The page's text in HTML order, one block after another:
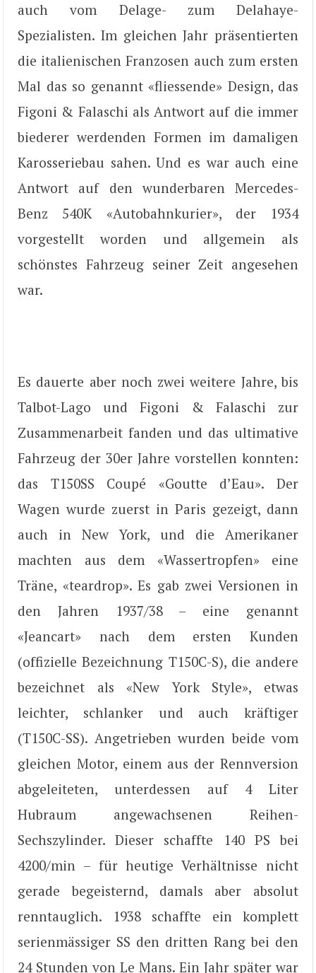
auch vom Delage- zum Delahaye-
Spezialisten. Im gleichen Jahr präsentierten
die italienischen Franzosen auch zum ersten
Mal das so genannt «fliessende» Design, das
Figoni & Falaschi als Antwort auf die immer
biederer werdenden Formen im damaligen
Karosseriebau sahen. Und es war auch eine
Antwort auf den wunderbaren Mercedes-
Benz 540K «Autobahnkurier», der 1934
vorgestellt worden und allgemein als
schönstes Fahrzeug seiner Zeit angesehen
war.
Es dauerte aber noch zwei weitere Jahre, bis
Talbot-Lago und Figoni & Falaschi zur
Zusammenarbeit fanden und das ultimative
Fahrzeug der 30er Jahre vorstellen konnten:
das T150SS Coupé «Goutte d’Eau». Der
Wagen wurde zuerst in Paris gezeigt, dann
auch in New York, und die Amerikaner
machten aus dem «Wassertropfen» eine
Träne, «teardrop». Es gab zwei Versionen in
den Jahren 1937/38 – eine genannt
«Jeancart» nach dem ersten Kunden
(offizielle Bezeichnung T150C-S), die andere
bezeichnet als «New York Style», etwas
leichter, schlanker und auch kräftiger
(T150C-SS). Angetrieben wurden beide vom
gleichen Motor, einem aus der Rennversion
abgeleiteten, unterdessen auf 4 Liter
Hubraum angewachsenen Reihen-
Sechszylinder. Dieser schaffte 140 PS bei
4200/min – für heutige Verhältnisse nicht
gerade begeisternd, damals aber absolut
renntauglich. 1938 schaffte ein komplett
serienmässiger SS den dritten Rang bei den
24 Stunden von Le Mans. Ein Jahr später war